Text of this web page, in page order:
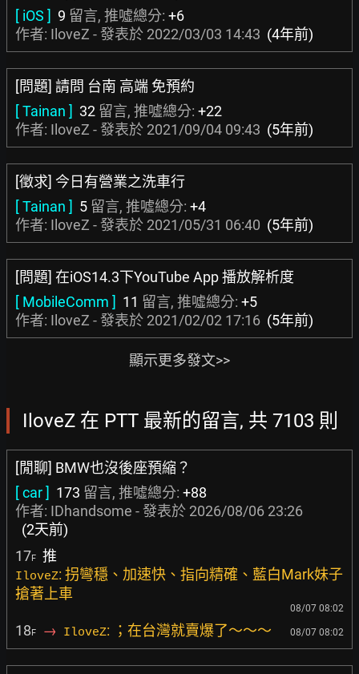
[ iOS ] 9 留言, 推噓總分: +6
作者: IloveZ - 發表於 2022/03/03 14:43 (4年前)
[問題] 請問 台南 高端 免預約
[ Tainan ] 32 留言, 推噓總分: +22
作者: IloveZ - 發表於 2021/09/04 09:43 (5年前)
[徵求] 今日有營業之洗車行
[ Tainan ] 5 留言, 推噓總分: +4
作者: IloveZ - 發表於 2021/05/31 06:40 (5年前)
[問題] 在iOS14.3下YouTube App 播放解析度
[ MobileComm ] 11 留言, 推噓總分: +5
作者: IloveZ - 發表於 2021/02/02 17:16 (5年前)
顯示更多發文>>
IloveZ 在 PTT 最新的留言, 共 7103 則
[閒聊] BMW也沒後座預縮？
[ car ] 173 留言, 推噓總分: +88
作者: IDhandsome - 發表於 2026/08/06 23:26
(2天前)
17F 推
IloveZ: 拐彎穩、加速快、指向精確、藍白Mark妹子
搶著上車
08/07 08:02
18F → IloveZ: ；在台灣就賣爆了～～～ 08/07 08:02